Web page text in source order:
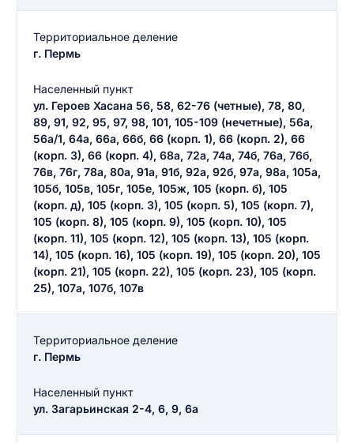
Территориальное деление
г. Пермь
Населенный пункт
ул. Героев Хасана 56, 58, 62-76 (четные), 78, 80,
89, 91, 92, 95, 97, 98, 101, 105-109 (нечетные), 56а,
56а/1, 64а, 66а, 66б, 66 (корп. 1), 66 (корп. 2), 66
(корп. 3), 66 (корп. 4), 68а, 72а, 74а, 74б, 76а, 76б,
76в, 76г, 78а, 80а, 91а, 91б, 92а, 92б, 97а, 98а, 105а,
105б, 105в, 105г, 105е, 105ж, 105 (корп. б), 105
(корп. д), 105 (корп. 3), 105 (корп. 5), 105 (корп. 7),
105 (корп. 8), 105 (корп. 9), 105 (корп. 10), 105
(корп. 11), 105 (корп. 12), 105 (корп. 13), 105 (корп.
14), 105 (корп. 16), 105 (корп. 19), 105 (корп. 20), 105
(корп. 21), 105 (корп. 22), 105 (корп. 23), 105 (корп.
25), 107а, 107б, 107в
Территориальное деление
г. Пермь
Населенный пункт
ул. Загарьинская 2-4, 6, 9, 6а